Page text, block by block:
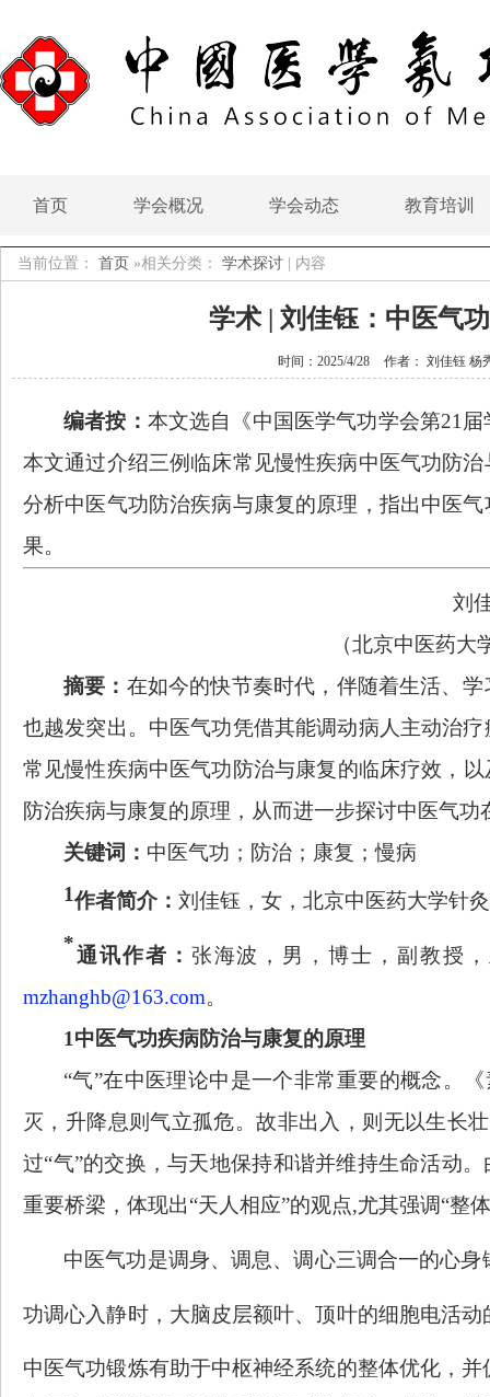
首页 学会概况 学会动态 教育培训
当前位置： 首页 »相关分类： 学术探讨 内容
学术 | 刘佳钰：中医气
时间：2025/4/28 作者： 刘佳钰 杨
编者按： 本文选自《中国医学气功学会第21
本文通过介绍三例临床常见慢性疾病中医气功防
分析中医气功防治疾病与康复的原理，指出中医
果。
刘
（北京中医药
摘要 ： 在如今的快节奏时代，伴随着生活、
也越发突出。 中医气功凭借其能调动病人主动治
常见慢性疾病中医气功防治与康复的临床疗效 ，
防治疾病与康复的原理， 从而进一步探讨中医气功
关键词 ： 中医气功； 防治； 康复 ；慢病
1作者简介： 刘佳钰，女，北京中医药大学针
*
通讯作者： 张海波，男，博士，副教授
mzhanghb@163.com。
1中医气功疾病防治与康复的原理
“气”在中医理论中是一个非常重要的概念。
灭，升降息则气立孤危。故非出入，则无以生长
过“气”的交换，与天地保持和谐并维持生命活动。
重要桥梁 ， 体现出“天人相应”的观点,尤其强调“整
中医气功是调身、调息、调心三调合一的心身
功调心入静时，大脑皮层额叶、顶叶的细胞电活
中医气功锻炼有助于中枢神经系统的整体优化，